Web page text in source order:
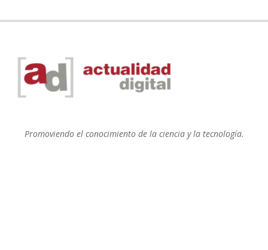
Promoviendo el conocimiento de la ciencia y la tecnología.